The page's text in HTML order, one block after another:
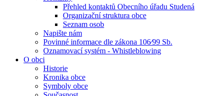
Přehled kontaktů Obecního úřadu Studená
Organizační struktura obce
Seznam osob
Napište nám
Povinné informace dle zákona 106⁄99 Sb.
Oznamovací systém - Whistleblowing
O obci
Historie
Kronika obce
Symboly obce